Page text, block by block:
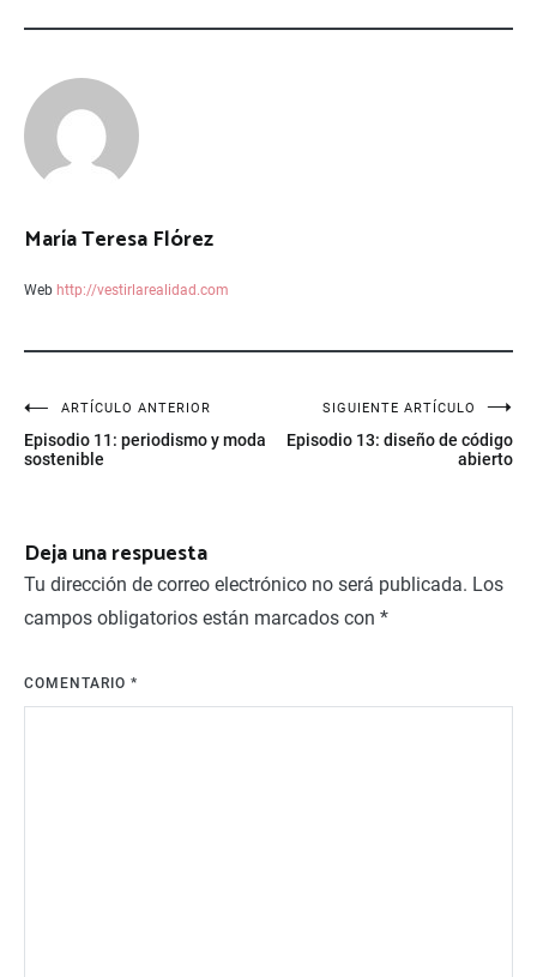
María Teresa Flórez
Web http://vestirlarealidad.com
Navegación
de
ARTÍCULO ANTERIOR
Episodio 11: periodismo y moda
sostenible
SIGUIENTE ARTÍCULO
Episodio 13: diseño de código
abierto
Deja una respuesta
Tu dirección de correo electrónico no será publicada. Los
campos obligatorios están marcados con *
COMENTARIO *